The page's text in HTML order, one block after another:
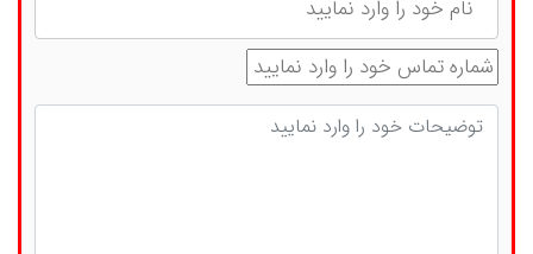
شماره تماس
توضیحات